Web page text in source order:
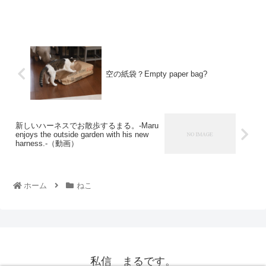
空の紙袋？Empty paper bag?
新しいハーネスでお散歩するまる。-Maru
enjoys the outside garden with his new
harness.-（動画）
ホーム ねこ
私信 まるです。